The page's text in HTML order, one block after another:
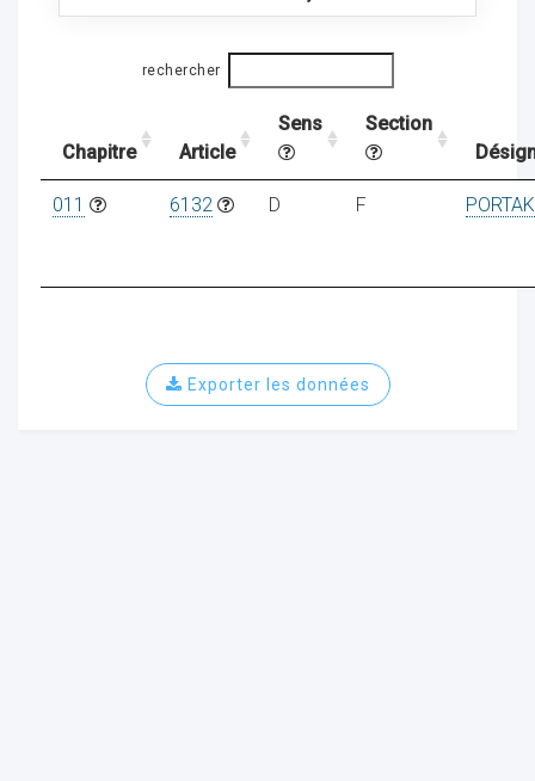
rechercher
Chapitre Article
Sens
Section
011 6132 D F
Exporter les données